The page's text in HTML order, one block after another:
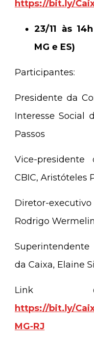
https://bit.ly/
23/11 às
MG e ES)
Participantes:
Presidente da
Interesse Social
Passos
Vice-
CBIC, Aristóteles
Diretor-
Rodrigo
da Caixa, Elaine
Link
https://bit.ly/
MG-RJ